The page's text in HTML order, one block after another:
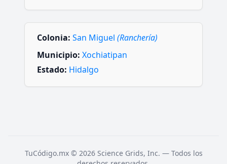
Colonia: San Miguel (Ranchería)
Municipio: Xochiatipan
Estado: Hidalgo
TuCódigo.mx © 2026 Science Grids, Inc. — Todos los